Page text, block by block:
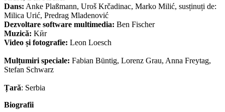
Dans: Anke Plaßmann, Uroš Krčadinac, Marko Milić, susținuți de:
Milica Urić, Predrag Mladenović
Dezvoltare software multimedia: Ben Fischer
Muzică: Kӣr
Video și fotografie: Leon Loesch
Mulțumiri speciale: Fabian Büntig, Lorenz Grau, Anna Freytag,
Stefan Schwarz
Țară: Serbia
Biografii